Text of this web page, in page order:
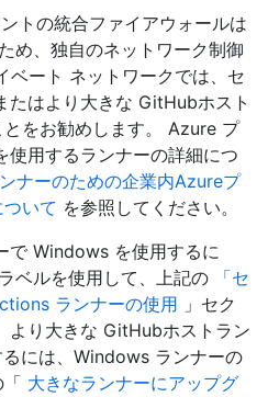
トの統合ファイアウォールは
め、独自のネットワーク制御
ベート ネットワークでは、セ
たはより大きな GitHubホスト
をお勧めします。 Azure プ
使用するランナーの詳細につ
ナーのための企業内Azureプ
いて を参照してください。
で Windows を使用するに
ベルを使用して、上記の
「セ
ランナーの使用 」セク
より大きな GitHubホストラン
には、Windows ランナーの
大きなランナーにアップグ